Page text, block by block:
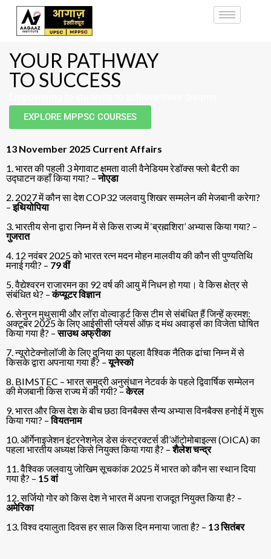
YOUR PATHWAY
TO SUCCESS
EXPLORE MPPSC COURSES
13 November 2025 Current Affairs
1. भारत की पहली 3 मेगावाट क्षमता वाली वैनेडियम रेडॉक्स फ्लो बैटरी का
उद्घाटन कहाँ किया गया? –नोएडा
2. 2027 में कौन सा देश COP32 जलवायु शिखर सम्मलेन की मेजबानी करेगा?
–इथियोपिया
3. भारतीय सेना द्वारा निम्न में से किस राज्य में ‘ब्रह्मशिरा’ अभ्यास किया गया? –
गुजरात
4. 12 नवंबर 2025 को भारत रत्न मदन मोहन मालवीय की कौन सी पुण्यतिथि
मनाई गयी? – 79 वीं
5. वैद्येश्वरन राजारमन का 92 वर्ष की आयु में निधन हो गया। वे किस क्षेत्र से
संबंधित थे? –कंप्यूटर विज्ञान
6. सेनुरन मुथुसामी और लॉरा वोल्वार्ड्ट किस टीम से संबंधित हैं जिन्हें क्रमश:
अक्टूबर 2025 के लिए आईसीसी प्लेयर्स ऑफ़ द मंथ अवार्ड्स का विजेता घोषित
किया गया है? –साउथ अफ्रीका
7. न्यूरोटेक्नोलॉजी के लिए दुनिया का पहला वैश्विक नैतिक ढांचा निम्न में से
किसके द्वारा अपनाया गया है? –यूनेस्को
8. BIMSTEC – भारत समुद्री अनुसंधान नेटवर्क के पहले द्विवार्षिक सम्मेलन
की मेजबानी किस राज्य में की गयी? –केरल
9. भारत और किस देश के बीच छठा विनबैक्स सैन्य अभ्यास विनबैक्स हनोई में शुरू
किया गया? –वियतनाम
10. ऑर्गेनाइजेशन इंटरनेशनेल डेस कंस्ट्रक्टर्स डी’ऑटोमोबाइल्स (OICA) का
पहला भारतीय अध्यक्ष किसे नियुक्त किया गया है? –शैलेश चन्द्र
11. वैश्विक जलवायु जोखिम सूचकांक 2025 में भारत को कौन सा स्थान दिया
गया है? – 15 वां
12. सर्जियो गोर को किस देश ने भारत में अपना राजदूत नियुक्त किया है? –
अमेरिका
13. विश्व दयालुता दिवस हर साल किस दिन मनाया जाता है? – 13 सितंबर